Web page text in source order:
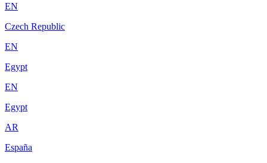
EN
Czech Republic
EN
Egypt
EN
Egypt
AR
España